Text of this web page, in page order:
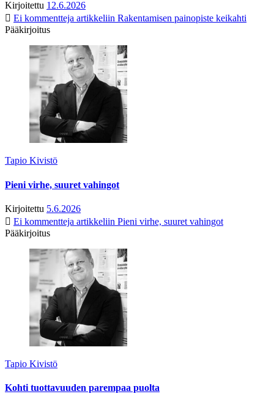
Kirjoitettu 12.6.2026
Ei kommentteja artikkeliin Rakentamisen painopiste keikahti
Pääkirjoitus
Tapio Kivistö
Pieni virhe, suuret vahingot
Kirjoitettu 5.6.2026
Ei kommentteja artikkeliin Pieni virhe, suuret vahingot
Pääkirjoitus
Tapio Kivistö
Kohti tuottavuuden parempaa puolta